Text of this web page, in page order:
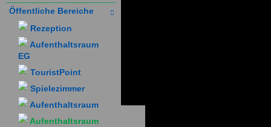
Öffentliche Bereiche
Rezeption
Aufenthaltsraum
EG
TouristPoint
Spielezimmer
Aufenthaltsraum
Aufenthaltsraum